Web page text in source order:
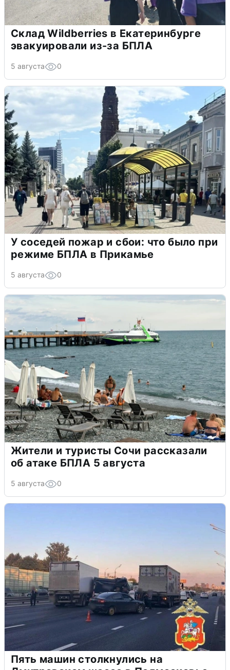
Склад Wildberries в Екатеринбурге
эвакуировали из-за БПЛА
5 августа 0
У соседей пожар и сбои: что было при
режиме БПЛА в Прикамье
5 августа 0
Жители и туристы Сочи рассказали
об атаке БПЛА 5 августа
5 августа 0
Пять машин столкнулись на